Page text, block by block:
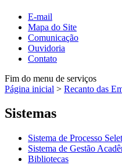
E-mail
Mapa do Site
Comunicação
Ouvidoria
Contato
Fim do menu de serviços
Página inicial > Recanto das
Sistemas
Sistema de Processo
Sistema de Gestão
Bibliotecas